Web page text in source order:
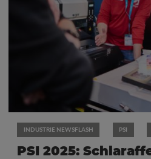
INDUSTRIE NEWSFLASH PSI
PSI 2025: